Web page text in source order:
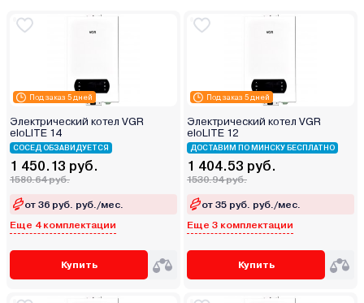
Под заказ 5 дней
Электрический котел VGR
eloLITE 14
СОСЕД ОБЗАВИДУЕТСЯ
1 450.13 руб.
1580.64 руб.
от 36 руб. руб./мес.
Еще 4 комплектации
Купить
Под заказ 5 дней
Электрический котел VGR
eloLITE 12
ДОСТАВИМ ПО МИНСКУ БЕСПЛАТНО
1 404.53 руб.
1530.94 руб.
от 35 руб. руб./мес.
Еще 3 комплектации
Купить